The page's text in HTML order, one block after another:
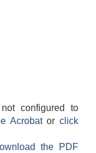
configured to
Acrobatorclick
the PDF